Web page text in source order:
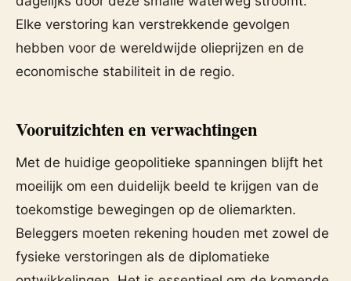
Elke verstoring kan verstrekkende gevolgen
hebben voor de wereldwijde olieprijzen en de
economische stabiliteit in de regio.
Vooruitzichten en verwachtingen
Met de huidige geopolitieke spanningen blijft het
moeilijk om een duidelijk beeld te krijgen van de
toekomstige bewegingen op de oliemarkten.
Beleggers moeten rekening houden met zowel de
fysieke verstoringen als de diplomatieke